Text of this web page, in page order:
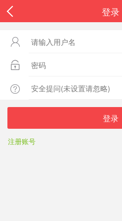
登录



登录
注册账号